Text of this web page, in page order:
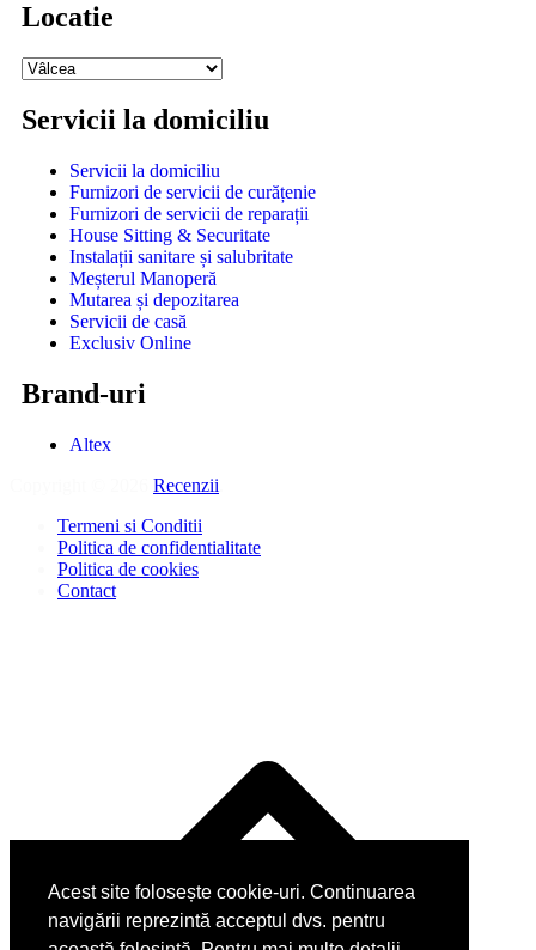
Acest site folosește cookie-uri. Continuarea
navigării reprezintă acceptul dvs. pentru
Locatie
Servicii la domiciliu
Servicii la domiciliu
Furnizori de servicii de curățenie
Furnizori de servicii de reparații
House Sitting & Securitate
Instalații sanitare și salubritate
Meșterul Manoperă
Mutarea și depozitarea
Servicii de casă
Exclusiv Online
Brand-uri
Altex
Recenzii
Termeni si Conditii
Politica de confidentialitate
Politica de cookies
Contact